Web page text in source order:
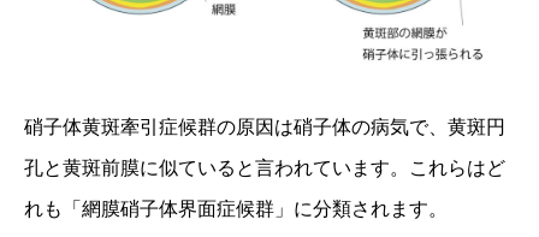
硝子体黄斑牽引症候群の原因は硝子体の病気で、黄斑円
孔と黄斑前膜に似ていると言われています。これらはど
れも「網膜硝子体界面症候群」に分類されます。